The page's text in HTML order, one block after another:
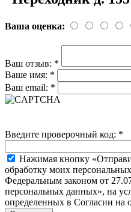
Ваша оценка:
Ваш отзыв: *
Ваше имя: *
Ваш email: *
Введите проверочный код: *
Нажимая кнопку
обработку моих
Федеральным законом от
персональных данных», на
определенных в Согласии на